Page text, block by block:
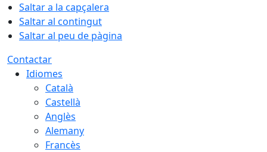
Saltar a la capçalera
Saltar al contingut
Saltar al peu de pàgina
Contactar
Idiomes
Català
Castellà
Anglès
Alemany
Francès